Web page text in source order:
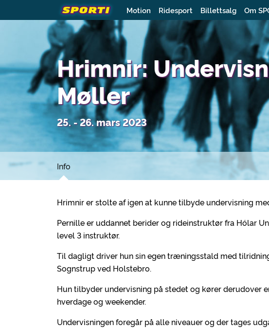
Motion Ridesport Billettsalg Om
Hrimnir:
Møller
25. - 26. mars 2023
Info
Hrimnir er stolte af igen at kunne tilbyde undervisning
Pernille er uddannet berider og rideinstruktør fra Hólar
level 3 instruktør.
Til dagligt driver hun sin egen træningsstald med
Sognstrup ved Holstebro.
Hun tilbyder undervisning på stedet og kører derudover
hverdage og weekender.
Undervisningen foregår på alle niveauer og der tages